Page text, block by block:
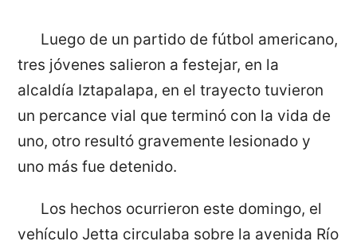
Luego de un partido de fútbol americano,
tres jóvenes salieron a festejar, en la
alcaldía Iztapalapa, en el trayecto tuvieron
un percance vial que terminó con la vida de
uno, otro resultó gravemente lesionado y
uno más fue detenido.
Los hechos ocurrieron este domingo, el
vehículo Jetta circulaba sobre la avenida Río